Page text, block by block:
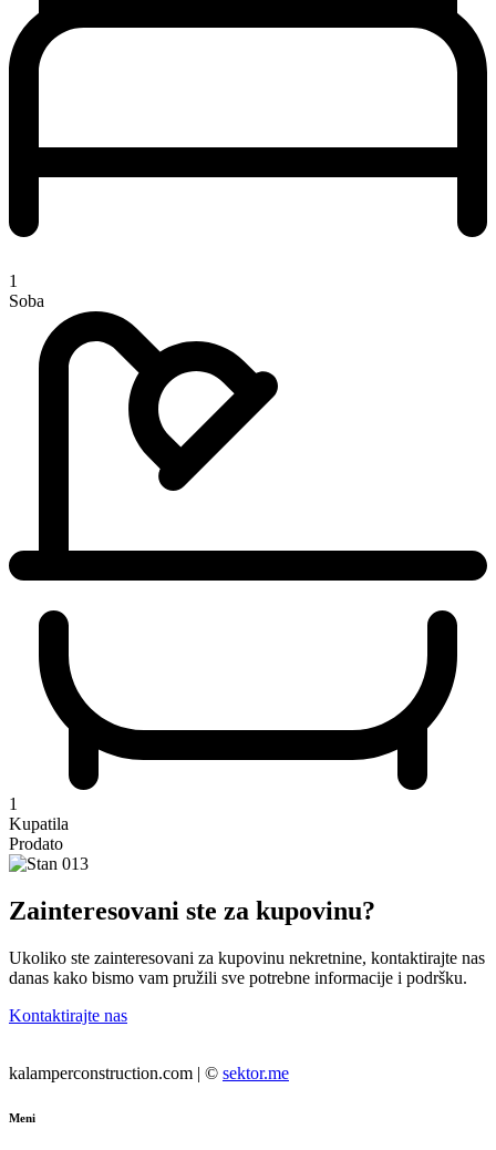
1
Soba
1
Kupatila
Prodato
Zainteresovani ste za kupovinu?
Ukoliko ste zainteresovani za kupovinu nekretnine, kontaktirajte nas
danas kako bismo vam pružili sve potrebne informacije i podršku.
Kontaktirajte nas
kalamperconstruction.com | © sektor.me
Meni